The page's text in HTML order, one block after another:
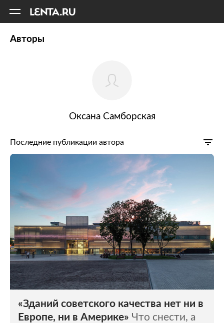
Авторы
Оксана Самборская
Последние публикации автора
«Зданий советского качества нет ни в
Европе, ни в Америке» Что снести, а